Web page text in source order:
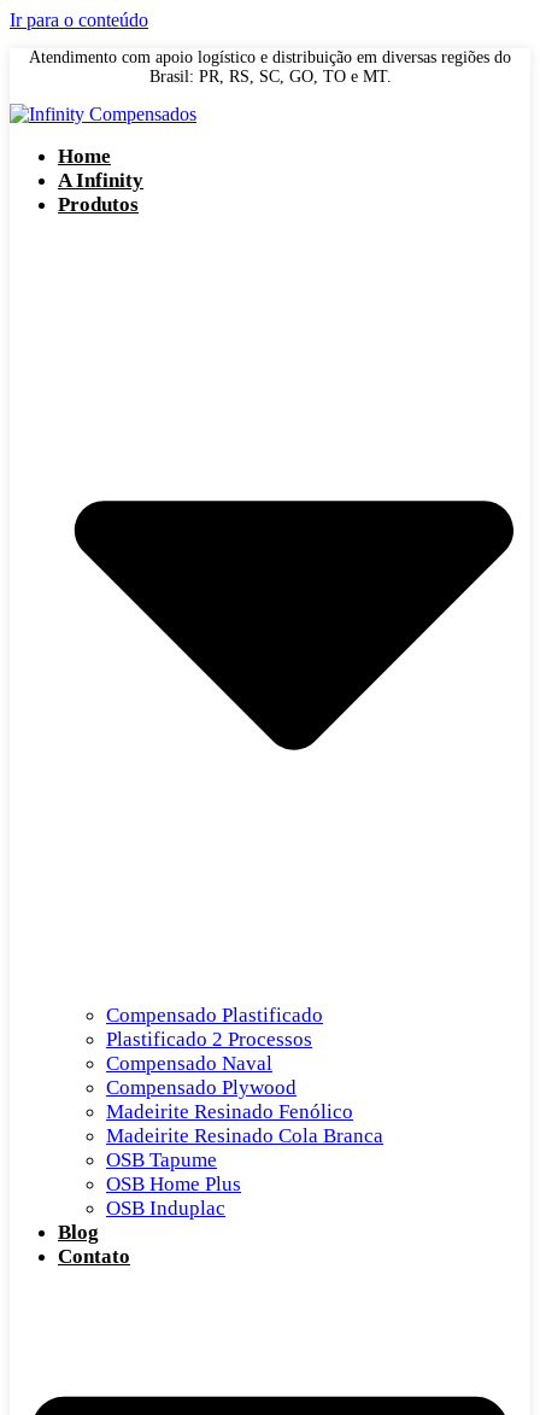
Ir para o conteúdo
Atendimento com apoio logístico e distribuição em diversas regiões do
Brasil: PR, RS, SC, GO, TO e MT.
Home
A Infinity
Produtos
Compensado Plastificado
Plastificado 2 Processos
Compensado Naval
Compensado Plywood
Madeirite Resinado Fenólico
Madeirite Resinado Cola Branca
OSB Tapume
OSB Home Plus
OSB Induplac
Blog
Contato